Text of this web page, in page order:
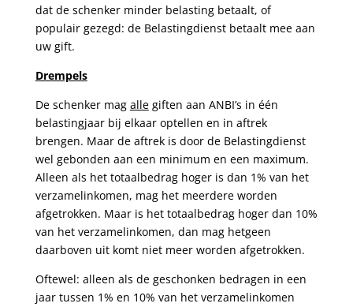
dat de schenker minder belasting betaalt, of
populair gezegd: de Belastingdienst betaalt mee aan
uw gift.
Drempels
De schenker mag allegiften aan ANBI’s in één
belastingjaar bij elkaar optellen en in aftrek
brengen. Maar de aftrek is door de Belastingdienst
wel gebonden aan een minimum en een maximum.
Alleen als het totaalbedrag hoger is dan 1% van het
verzamelinkomen, mag het meerdere worden
afgetrokken. Maar is het totaalbedrag hoger dan 10%
van het verzamelinkomen, dan mag hetgeen
daarboven uit komt niet meer worden afgetrokken.
Oftewel: alleen als de geschonken bedragen in een
jaar tussen 1% en 10% van het verzamelinkomen